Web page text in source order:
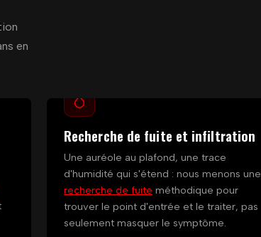
en
Recherche de fuite et infiltration
Une auréole au plafond, une trace
d'humidité qui s'étend : nous menons une
recherche de fuite méthodique pour
trouver le point d'entrée et le traiter, pas
seulement masquer le symptôme.